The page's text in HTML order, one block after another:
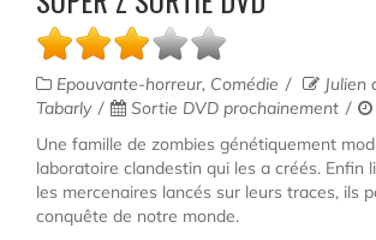
Epouvante-horreur, Comédie
Julien
Tabarly
Sortie DVD prochainement
Une famille de zombies génétiquement
laboratoire clandestin qui les a créés. Enfin
les mercenaires lancés sur leurs traces, ils
conquête de notre monde.